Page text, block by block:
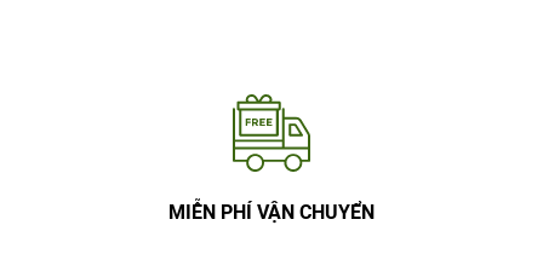
MIỄN PHÍ VẬN CHUYỂN